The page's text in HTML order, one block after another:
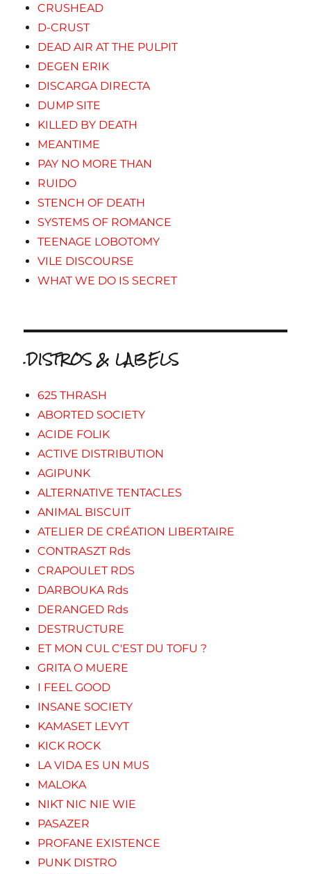
CRUSHEAD
D-CRUST
DEAD AIR AT THE PULPIT
DEGEN ERIK
DISCARGA DIRECTA
DUMP SITE
KILLED BY DEATH
MEANTIME
PAY NO MORE THAN
RUIDO
STENCH OF DEATH
SYSTEMS OF ROMANCE
TEENAGE LOBOTOMY
VILE DISCOURSE
WHAT WE DO IS SECRET
.DISTROS & LABELS
625 THRASH
ABORTED SOCIETY
ACIDE FOLIK
ACTIVE DISTRIBUTION
AGIPUNK
ALTERNATIVE TENTACLES
ANIMAL BISCUIT
ATELIER DE CRÉATION LIBERTAIRE
CONTRASZT Rds
CRAPOULET RDS
DARBOUKA Rds
DERANGED Rds
DESTRUCTURE
ET MON CUL C'EST DU TOFU ?
GRITA O MUERE
I FEEL GOOD
INSANE SOCIETY
KAMASET LEVYT
KICK ROCK
LA VIDA ES UN MUS
MALOKA
NIKT NIC NIE WIE
PASAZER
PROFANE EXISTENCE
PUNK DISTRO